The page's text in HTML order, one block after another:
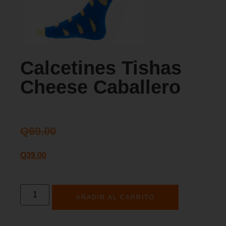
Calcetines Tishas
Cheese Caballero
Q69.00
Q39.00
AÑADIR AL CARRITO